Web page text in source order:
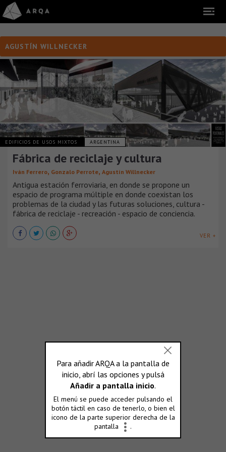
AGUSTÍN WILLNECKER
EDIFICIOS DE USOS MIXTOS ARGENTINA
Fábrica de reciclaje y cultura
Iván Ferrero, Gonzalo Perrote, Agustín Willnecker
Antigua estación ferroviaria, en donde se propone un
espacio de programa múltiple en donde coexistan los
problemas de la ciudad y las futuras soluciones, cultura -
fábrica de reciclaje - recreación - espacio de conciencia.
VER +